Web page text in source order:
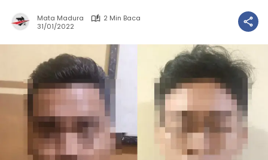
Mata Madura
2 Min Baca
31/01/2022